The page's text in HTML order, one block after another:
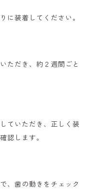
に装着してください。
ただき、約２週間ごと
ていただき、正しく装
認します。
で、歯の動きをチェック